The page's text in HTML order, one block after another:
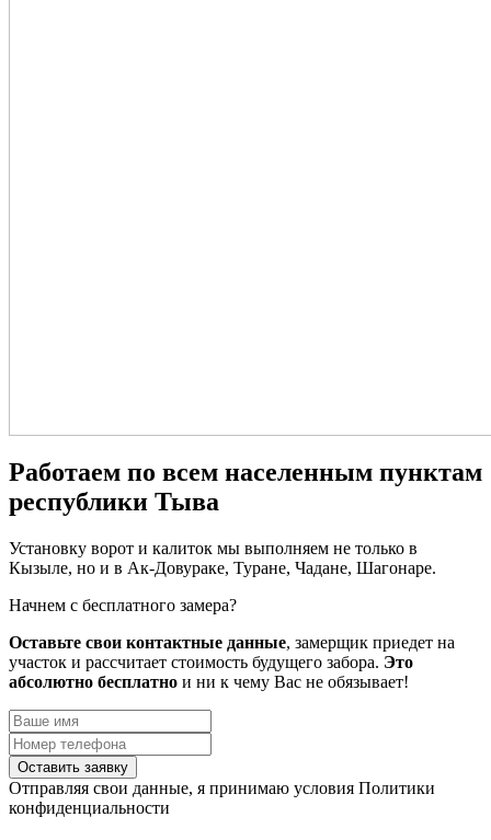
Работаем по всем населенным пунктам
республики Тыва
Установку ворот и калиток мы выполняем не только в
Кызыле, но и в Ак-Довураке, Туране, Чадане, Шагонаре.
Начнем с бесплатного замера?
Оставьте свои контактные данные, замерщик приедет на
участок и рассчитает стоимость будущего забора. Это
абсолютно бесплатно и ни к чему Вас не обязывает!
Оставить заявку
Отправляя свои данные, я принимаю условия Политики
конфиденциальности